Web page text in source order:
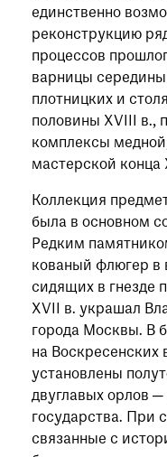
единственно
реконструкцию
процессов
варницы
плотницких и
половины XVIII в.,
комплексы
мастерской конца
Коллекция
была в основном
Редким
кованый флюгер в
сидящих в гнезде
XVII в. украшал
города Москвы. В
на Воскресенских
установлены
двуглавых орлов
государства. При
связанные с